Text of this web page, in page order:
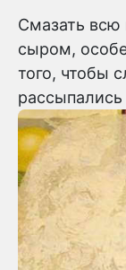
Смазать всю
сыром,
того, чтобы